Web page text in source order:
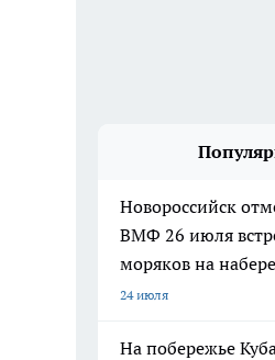
Новороссийск
ВМФ 26 июля
моряков на
24 июля
На побережье